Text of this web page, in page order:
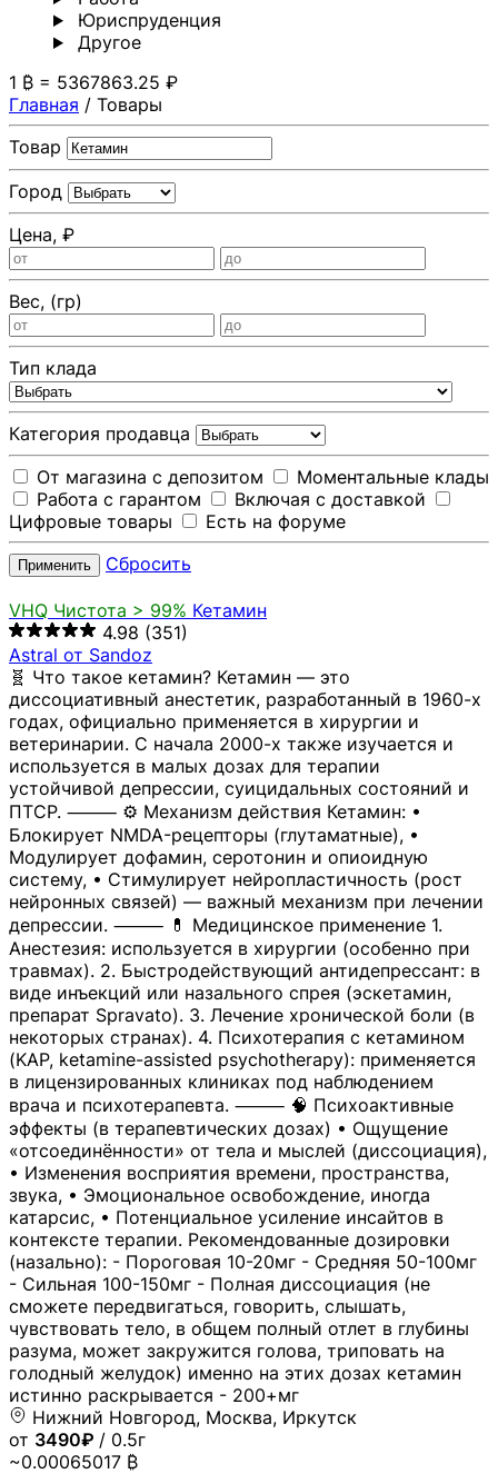
Юриспруденция
Другoе
1 ₿ = 5367863.25 ₽
Главная / Товары
Товар
Город
Цена, ₽
Вес, (гр)
Тип клада
Категория продавца
От магазина с депозитом
Моментальные клады
Работа с гарантом
Включая с доставкой
Цифровые товары
Есть на форуме
Применить Сбросить
VHQ Чистота > 99% Кетамин
4.98 (351)
Astral от Sandoz
🧬 Что такое кетамин? Кетамин — это
диссоциативный анестетик, разработанный в 1960-х
годах, официально применяется в хирургии и
ветеринарии. С начала 2000-х также изучается и
используется в малых дозах для терапии
устойчивой депрессии, суицидальных состояний и
ПТСР. ⸻ ⚙️ Механизм действия Кетамин: •
Блокирует NMDA-рецепторы (глутаматные), •
Модулирует дофамин, серотонин и опиоидную
систему, • Стимулирует нейропластичность (рост
нейронных связей) — важный механизм при лечении
депрессии. ⸻ 💊 Медицинское применение 1.
Анестезия: используется в хирургии (особенно при
травмах). 2. Быстродействующий антидепрессант: в
виде инъекций или назального спрея (эскетамин,
препарат Spravato). 3. Лечение хронической боли (в
некоторых странах). 4. Психотерапия с кетамином
(KAP, ketamine-assisted psychotherapy): применяется
в лицензированных клиниках под наблюдением
врача и психотерапевта. ⸻ 🧠 Психоактивные
эффекты (в терапевтических дозах) • Ощущение
«отсоединённости» от тела и мыслей (диссоциация),
• Изменения восприятия времени, пространства,
звука, • Эмоциональное освобождение, иногда
катарсис, • Потенциальное усиление инсайтов в
контексте терапии. Рекомендованные дозировки
(назально): - Пороговая 10-20мг - Средняя 50-100мг
- Сильная 100-150мг - Полная диссоциация (не
сможете передвигаться, говорить, слышать,
чувствовать тело, в общем полный отлет в глубины
разума, может закружится голова, триповать на
голодный желудок) именно на этих дозах кетамин
истинно раскрывается - 200+мг
Нижний Новгород, Москва, Иркутск
от 3490₽ / 0.5г
~0.00065017 ₿